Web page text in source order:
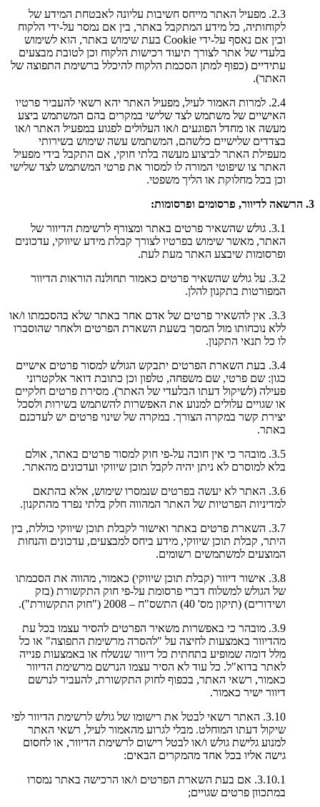
2.3. מפעיל האתר מייחס חשיבות עליונה לאבטחת המידע של
לקוחותיה, כל מידע המתקבל באתר, בין אם נמסר על-ידי הלקוח
ובין אם נאסף על-ידי Cookie בעת שימוש באתר, הוא לשימוש
בלעדי של אתר לצורך תיעוד רכישות הלקוח וכן לטובת מבצעים
עתידיים (כפוף למתן הסכמת הלקוח להיכלל ברשימת התפוצה של
האתר).
2.4. למרות האמור לעיל, מפעיל האתר יהא רשאי להעביר פרטיו
האישיים של משתמש לצד שלישי במקרים בהם המשתמש ביצע
מעשה או מחדל הפוגעים ו/או העלולים לפגוע במפעיל האתר ו/או
בצדדים שלישיים כלשהם, המשתמש עשה שימוש בשירותי
מעפילת האתר לביצוע מעשה בלתי חוקי, אם התקבל בידי מפעיל
האתר צו שיפוטי המורה לו למסור את פרטי המשתמש לצד שלישי
וכן בכל מחלוקת או הליך משפטי.
3. הרשאה לדיוור, פרסומים ופרסומות:
3.1. גולש שהשאיר פרטים באתר ומצורף לרשימת הדיוור של
האתר, מאשר שימוש בפרטיו לצורך קבלת מידע שיווקי, עדכונים
ופרסומות שיבצע האתר מעת לעת.
3.2. על גולש שהשאיר פרטים כאמור תחולנה הוראות הדיוור
המפורטות בתקנון להלן.
3.3. אין להשאיר פרטים של אדם אחר באתר שלא בהסכמתו ו/או
ללא נוכחותו מול המסך בשעת השארת הפרטים ולאחר שהוסברו
לו כל תנאי התקנון.
3.4. בעת השארת הפרטים יתבקש הגולש למסור פרטים אישיים
כגון: שם פרטי, שם משפחה, טלפון וכן כתובת דואר אלקטרוני
פעילה (לשיקול דעתו הבלעדי של האתר). מסירת פרטים חלקיים
או שגויים עלולים למנוע את האפשרות להשתמש בשירות ולסכל
יצירת קשר במקרה הצורך. במקרה של שינוי פרטים יש לעדכנם
באתר.
3.5. מובהר כי אין חובה על-פי חוק למסור פרטים באתר, אולם
בלא למוסרם לא ניתן יהיה לקבל תוכן שיווקי ועדכונים מהאתר.
3.6. האתר לא יעשה בפרטים שנמסרו שימוש, אלא בהתאם
למדיניות הפרטיות של האתר המהווה חלק בלתי נפרד מהתקנון.
3.7. השארת פרטים באתר ואישור לקבלת תוכן שיווקי כוללת, בין
היתר, קבלת תוכן שיווקי, מידע ביחס למבצעים, עדכונים והנחות
המוצעים למשתמשים רשומים.
3.8. אישור דיוור (קבלת תוכן שיווקי) כאמור, מהווה את הסכמתו
של הגולש למשלוח דברי פרסומת על-פי חוק התקשורת (בזק
ושידורים) (תיקון מס' 40) התשס"ח – 2008 ("חוק התקשורת").
3.9. מובהר כי באפשרות משאיר הפרטים להסיר עצמו בכל עת
מהדיוור באמצעות לחיצה על "להסרה מרשימת התפוצה" או כל
מלל דומה שמופיע בתחתית כל דיוור שנשלח או באמצעות פנייה
לאתר בדוא"ל. כל עוד לא הסיר עצמו הנרשם מרשימת הדיוור
כאמור, רשאי האתר, בכפוף לחוק התקשורת, להעביר לנרשם
דיוור ישיר כאמור.
3.10. האתר רשאי לבטל את רישומו של גולש לרשימת הדיוור לפי
שיקול דעתו המוחלט. מבלי לגרוע מהאמור לעיל, רשאי האתר
למנוע גלישת גולש ו/או לבטל רישום לרשימת הדיוור, או לחסום
גישה אליו בכל אחד מהמקרים הבאים:
3.10.1. אם בעת השארת הפרטים ו/או הרכישה באתר נמסרו
במתכוון פרטים שגויים;